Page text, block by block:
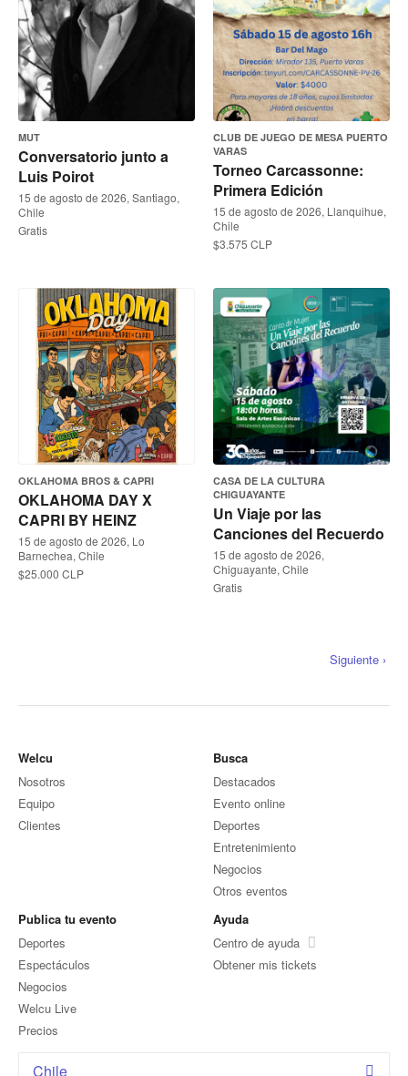
MUT
Conversatorio junto a
Luis Poirot
15 de agosto de 2026, Santiago,
Chile
Gratis
CLUB DE JUEGO DE MESA PUERTO
VARAS
Torneo Carcassonne:
Primera Edición
15 de agosto de 2026, Llanquihue,
Chile
$3.575 CLP
OKLAHOMA BROS & CAPRI
OKLAHOMA DAY X
CAPRI BY HEINZ
15 de agosto de 2026, Lo
Barnechea, Chile
$25.000 CLP
CASA DE LA CULTURA
CHIGUAYANTE
Un Viaje por las
Canciones del Recuerdo
15 de agosto de 2026,
Chiguayante, Chile
Gratis
Siguiente ›
Welcu
Nosotros
Equipo
Clientes
Busca
Destacados
Evento online
Deportes
Entretenimiento
Negocios
Otros eventos
Publica tu evento
Deportes
Espectáculos
Negocios
Welcu Live
Precios
Ayuda
Centro de ayuda
Obtener mis tickets
Chile